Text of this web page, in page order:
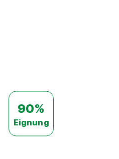
90%
Eignung